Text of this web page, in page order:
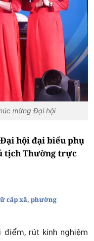
mừng Đại hội
hội đại biểu phụ
tịch Thường trực
cấp xã, phường
rút kinh nghiệm